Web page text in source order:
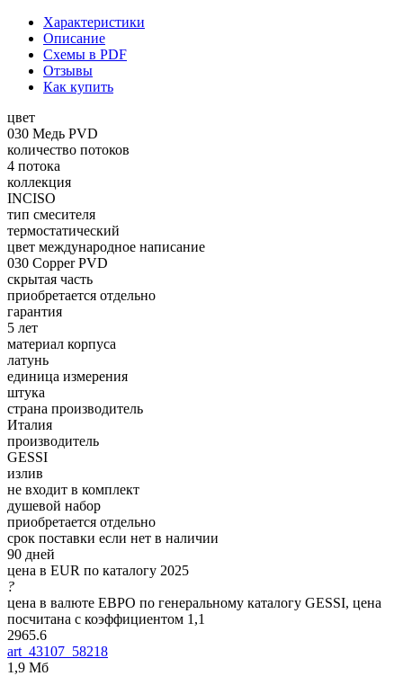
Характеристики
Описание
Схемы в PDF
Отзывы
Как купить
цвет
030 Медь PVD
количество потоков
4 потока
коллекция
INCISO
тип смесителя
термостатический
цвет международное написание
030 Copper PVD
скрытая часть
приобретается отдельно
гарантия
5 лет
материал корпуса
латунь
единица измерения
штука
страна производитель
Италия
производитель
GESSI
излив
не входит в комплект
душевой набор
приобретается отдельно
срок поставки если нет в наличии
90 дней
цена в EUR по каталогу 2025
?
цена в валюте ЕВРО по генеральному каталогу GESSI, цена
посчитана с коэффициентом 1,1
2965.6
art_43107_58218
1,9 Мб